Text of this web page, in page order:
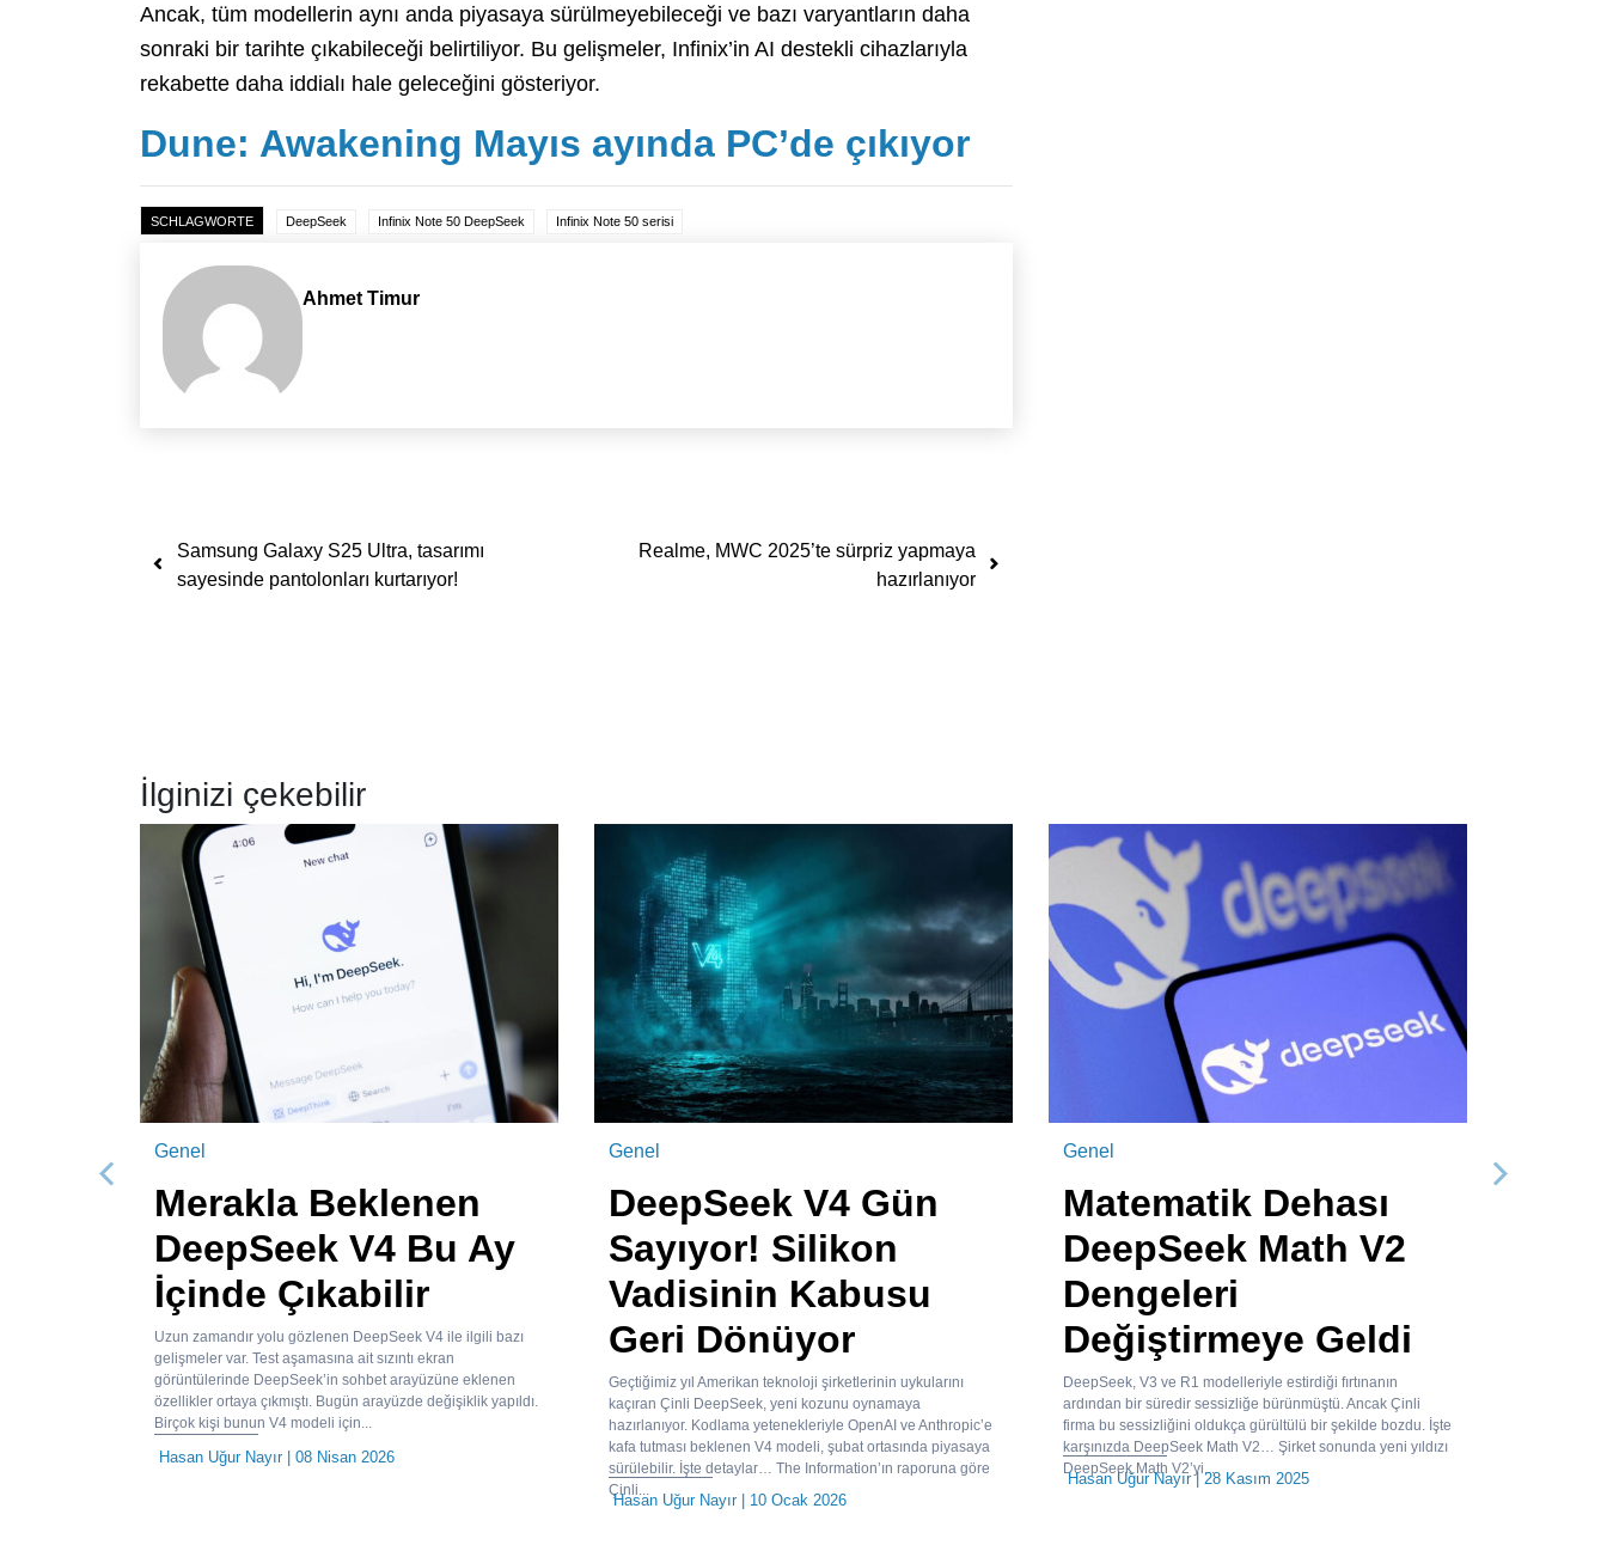
Ancak, tüm modellerin aynı anda piyasaya sürülmeyebileceği ve bazı varyantların daha
sonraki bir tarihte çıkabileceği belirtiliyor. Bu gelişmeler, Infinix’in AI destekli cihazlarıyla
rekabette daha iddialı hale geleceğini gösteriyor.
Dune: Awakening Mayıs ayında PC’de çıkıyor
SCHLAGWORTE DeepSeek Infinix Note 50 DeepSeek Infinix Note 50 serisi
Ahmet Timur
Yazı dolaşımı
Samsung Galaxy S25 Ultra, tasarımı
sayesinde pantolonları kurtarıyor!
Realme, MWC 2025’te sürpriz yapmaya
hazırlanıyor
İlginizi çekebilir
Genel
Merakla Beklenen
DeepSeek V4 Bu Ay
İçinde Çıkabilir
Uzun zamandır yolu gözlenen DeepSeek V4 ile ilgili bazı
gelişmeler var. Test aşamasına ait sızıntı ekran
görüntülerinde DeepSeek’in sohbet arayüzüne eklenen
özellikler ortaya çıkmıştı. Bugün arayüzde değişiklik yapıldı.
Birçok kişi bunun V4 modeli için...
Hasan Uğur Nayır| 08 Nisan 2026
Genel
DeepSeek V4 Gün
Sayıyor! Silikon
Vadisinin Kabusu
Geri Dönüyor
Geçtiğimiz yıl Amerikan teknoloji şirketlerinin uykularını
kaçıran Çinli DeepSeek, yeni kozunu oynamaya
hazırlanıyor. Kodlama yetenekleriyle OpenAI ve Anthropic’e
kafa tutması beklenen V4 modeli, şubat ortasında piyasaya
sürülebilir. İşte detaylar… The Information’ın raporuna göre
Çinli...
Hasan Uğur Nayır| 10 Ocak 2026
Genel
Matematik Dehası
DeepSeek Math V2
Dengeleri
Değiştirmeye Geldi
DeepSeek, V3 ve R1 modelleriyle estirdiği fırtınanın
ardından bir süredir sessizliğe bürünmüştü. Ancak Çinli
firma bu sessizliğini oldukça gürültülü bir şekilde bozdu. İşte
karşınızda DeepSeek Math V2… Şirket sonunda yeni yıldızı
DeepSeek Math V2’yi...
Hasan Uğur Nayır| 28 Kasım 2025
Önceki Sonraki